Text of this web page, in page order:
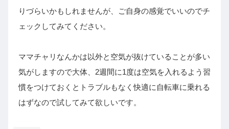
りづらいかもしれませんが、ご自身の感覚でいいのでチ
ェックしてみてください。
ママチャリなんかは以外と空気が抜けていることが多い
気がしますので大体、2週間に1度は空気を入れるよう習
慣をつけておくとトラブルもなく快適に自転車に乗れる
はずなので試してみて欲しいです。